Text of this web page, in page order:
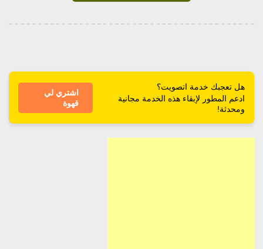
هل تعجبك خدمة اتصويت؟
ادعم المطور لإبقاء هذه الخدمة مجانية
ومحدثة!
اشتري لي
قهوة